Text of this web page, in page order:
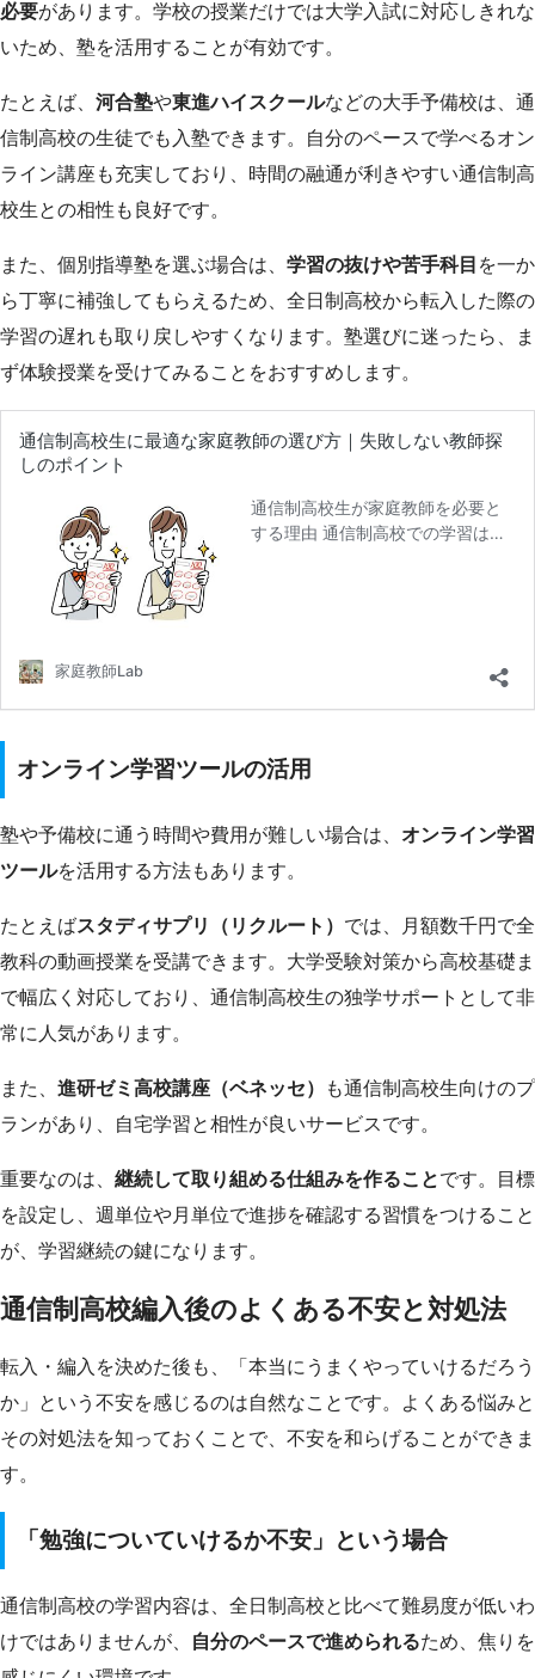
必要があります。学校の授業だけでは大学入試に対応しきれな
いため、塾を活用することが有効です。
たとえば、 河合塾や東進ハイスクールなどの大手予備校は、通
信制高校の生徒でも入塾できます。自分のペースで学べるオン
ライン講座も充実しており、時間の融通が利きやすい通信制高
校生との相性も良好です。
また、個別指導塾を選ぶ場合は、 学習の抜けや苦手科目 を一か
ら丁寧に補強してもらえるため、全日制高校から転入した際の
学習の遅れも取り戻しやすくなります。塾選びに迷ったら、ま
ず体験授業を受けてみることをおすすめします。
オンライン学習ツールの活用
塾や予備校に通う時間や費用が難しい場合は、 オンライン学習
ツールを活用する方法もあります。
たとえばスタディサプリ（リクルート） では、月額数千円で全
教科の動画授業を受講できます。大学受験対策から高校基礎ま
で幅広く対応しており、通信制高校生の独学サポートとして非
常に人気があります。
また、 進研ゼミ高校講座（ベネッセ）
も通信制高校生向けのプ
ランがあり、自宅学習と相性が良いサービスです。
重要なのは、 継続して取り組める仕組みを作ることです。目標
を設定し、週単位や月単位で進捗を確認する習慣をつけること
が、学習継続の鍵になります。
通信制高校編入後のよくある不安と対処法
転入・編入を決めた後も、「本当にうまくやっていけるだろう
か」という不安を感じるのは自然なことです。よくある悩みと
その対処法を知っておくことで、不安を和らげることができま
す。
「勉強についていけるか不安」という場合
通信制高校の学習内容は、全日制高校と比べて難易度が低いわ
けではありませんが、
自分のペースで進められるため、焦りを